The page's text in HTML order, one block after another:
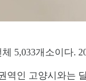
5,033개소이다.
역인 고양시와는